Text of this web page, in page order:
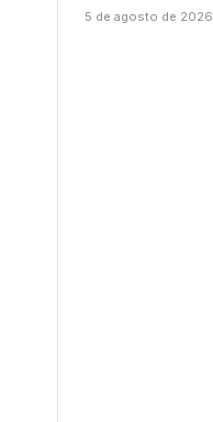
5 de agosto de 2026